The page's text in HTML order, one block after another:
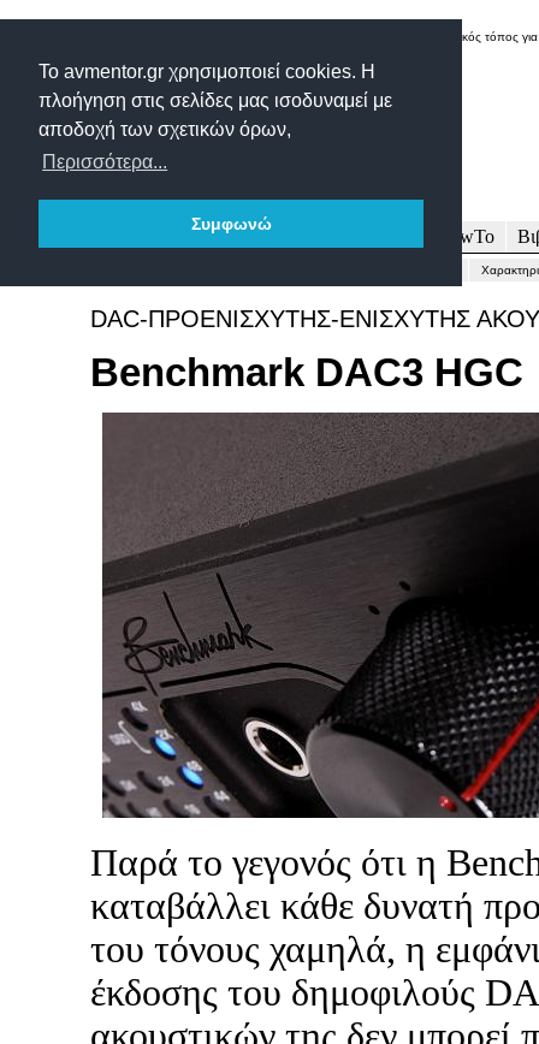
Το avmentor.gr χρησιμοποιεί cookies. Η
πλοήγηση στις σελίδες μας ισοδυναμεί με
αποδοχή των σχετικών όρων,
Περισσότερα...
Συμφωνώ
Δικτυακός τόπος
Δοκιμές Άρθρα HowTo
DAC-ΠΡΟΕΝΙΣΧΥΤΗΣ-ΕΝΙΣΧΥΤΗΣ
Benchmark DAC3 HGC
Παρά το γεγονός ότι η
καταβάλλει κάθε δυνατή
του τόνους χαμηλά, η
έκδοσης του δημοφιλούς